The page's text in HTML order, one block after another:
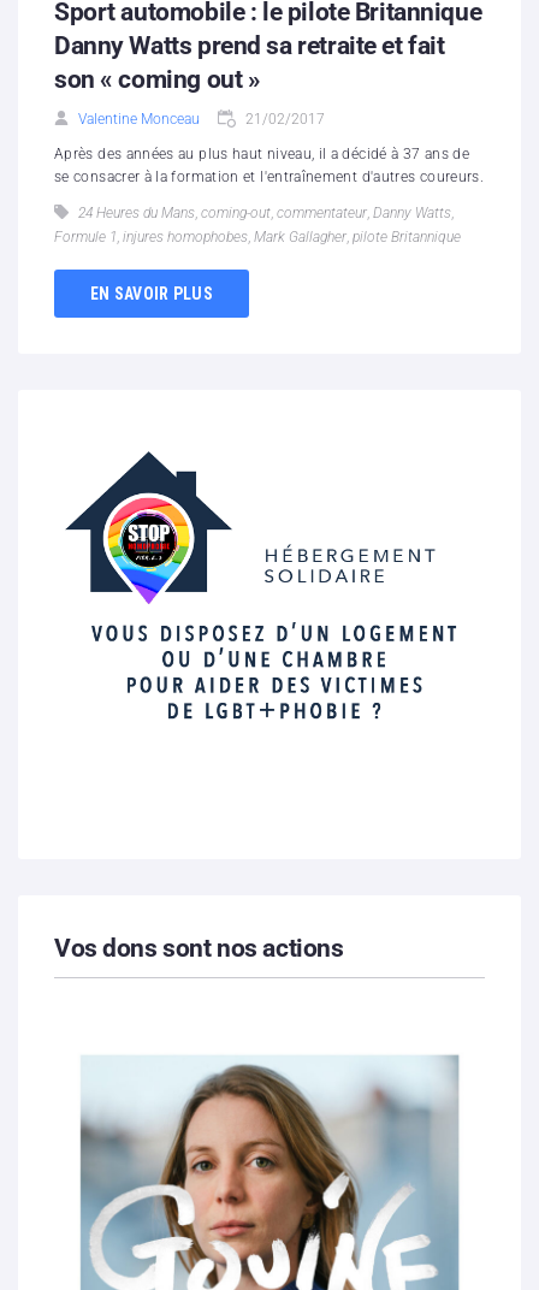
Sport automobile : le pilote Britannique
Danny Watts prend sa retraite et fait
son « coming out »
Valentine Monceau 21/02/2017
Après des années au plus haut niveau, il a décidé à 37 ans de
se consacrer à la formation et l'entraînement d'autres coureurs.
24 Heures du Mans, coming-out, commentateur, Danny Watts,
Formule 1, injures homophobes, Mark Gallagher, pilote Britannique
EN SAVOIR PLUS
Vos dons sont nos actions